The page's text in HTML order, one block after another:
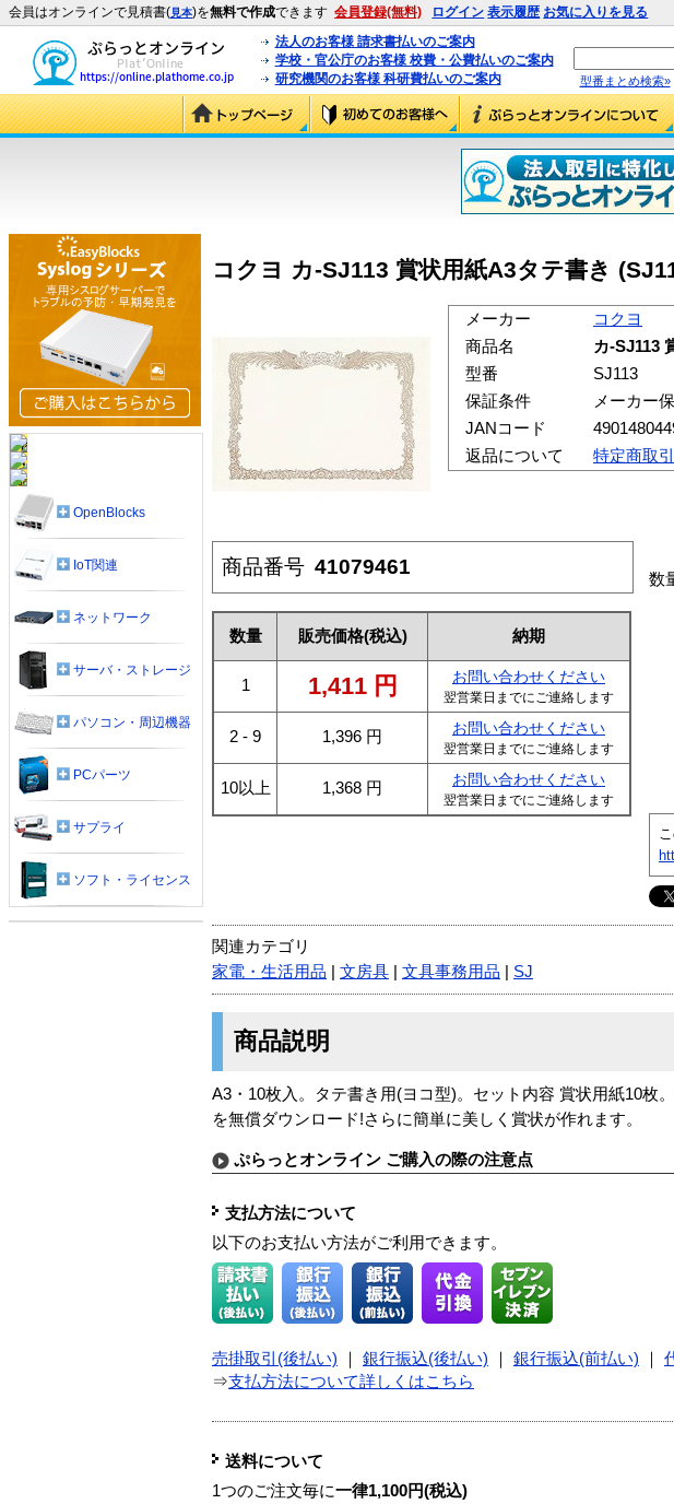
会員はオンラインで見積書(見本)を無料で作成できます 会員登録(無料) ログイン 表示履歴 お気に入りを見る
法人のお客様 請求書払いのご案内
学校・官公庁のお客様 校費・公費払いのご案内
研究機関のお客様 科研費払いのご案内
型番まとめ検索»
コクヨ カ-SJ113 賞状用紙A3タテ書き
メーカー
コクヨ
商品名
カ-SJ113
型番
SJ113
保証条件
メーカー
JANコード
返品について
特定商取
商品番号 41079461
数量 販売価格(税込) 納期
1 1,411 円 お問い合わせください
翌営業日までにご連絡します
2 - 9 1,396 円 お問い合わせください
翌営業日までにご連絡します
10以上 1,368 円 お問い合わせください
翌営業日までにご連絡します
数
関連カテゴリ
家電・生活用品
文房具 文具事務用品 SJ
商品説明
A3・10枚入。タテ書き用(ヨコ型)。セット内容 賞状用紙10枚
を無償ダウンロード!さらに簡単に美しく賞状が作れます。
ぷらっとオンライン ご購入の際の注意点
支払方法について
以下のお支払い方法がご利用できます。
売掛取引(後払い) 銀行振込(後払い) 銀行振込(前払い)
⇒支払方法について詳しくはこちら
送料について
1つのご注文毎に一律1,100円(税込)
OpenBlocks
IoT関連
ネットワーク
サーバ・ストレージ
パソコン・周辺機器
PCパーツ
サプライ
ソフト・ライセンス